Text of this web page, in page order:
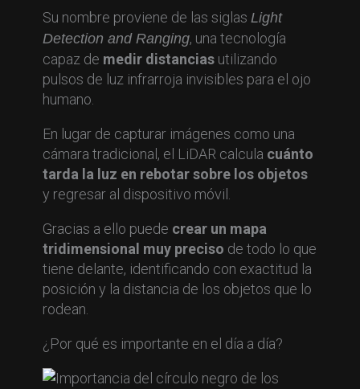
Su nombre proviene de las siglas Light
Detection and Ranging, una tecnología
capaz de medir distanciasutilizando
pulsos de luz infrarroja invisibles para el ojo
humano.
En lugar de capturar imágenes como una
cámara tradicional, el LiDAR calcula cuánto
tarda la luz en rebotar sobre los objetos
y regresar al dispositivo móvil.
Gracias a ello puede crear un mapa
tridimensional muy preciso de todo lo que
tiene delante, identificando con exactitud la
posición y la distancia de los objetos que lo
rodean.
¿Por qué es importante en el día a día?